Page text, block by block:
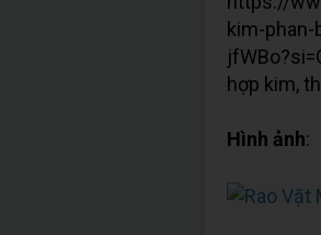
kim-
hợp kim,
Hình ảnh: